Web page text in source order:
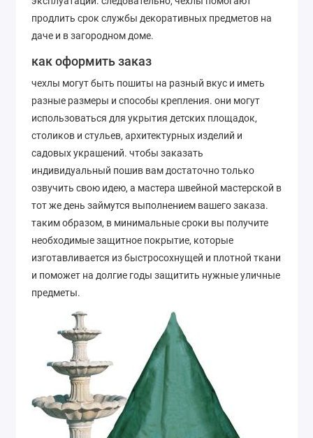
продлить срок службы декоративных предметов на
даче и в загородном доме.
как оформить заказ
чехлы могут быть пошиты на разный вкус и иметь
разные размеры и способы крепления. они могут
использоваться для укрытия детских площадок,
столиков и стульев, архитектурных изделий и
садовых украшений. чтобы заказать
индивидуальный пошив вам достаточно только
озвучить свою идею, а мастера швейной мастерской в
тот же день займутся выполнением вашего заказа.
таким образом, в минимальные сроки вы получите
необходимые защитное покрытие, которые
изготавливается из быстросохнущей и плотной ткани
и поможет на долгие годы защитить нужные уличные
предметы.